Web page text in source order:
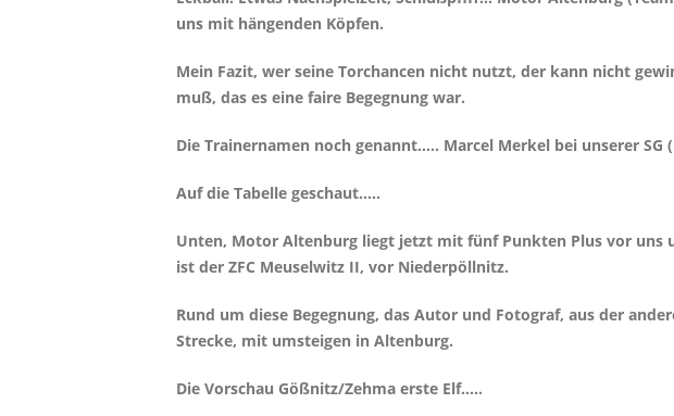
uns mit hängenden Köpfen.
Mein Fazit, wer seine Torchancen nicht nutzt, der kann nicht
muß, das es eine faire Begegnung war.
Die Trainernamen noch genannt..... Marcel Merkel bei unserer
Auf die Tabelle geschaut.....
Unten, Motor Altenburg liegt jetzt mit fünf Punkten Plus vor uns
ist der ZFC Meuselwitz II, vor Niederpöllnitz.
Rund um diese Begegnung, das Autor und Fotograf, aus der
Strecke, mit umsteigen in Altenburg.
Die Vorschau Gößnitz/Zehma erste Elf.....